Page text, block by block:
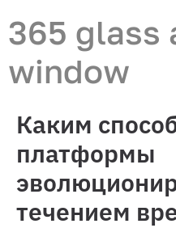
365 glass
window
Каким
платформы
течением